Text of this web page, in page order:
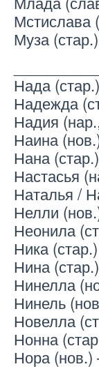
Мстислава
Муза
Нада
Надежда
Надия
Наина
Нана
Настасья
Наталья /
Нелли
Неонила
Ника
Нина
Нинелла
Нинель
Новелла
Нонна
Нора (нов.)